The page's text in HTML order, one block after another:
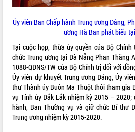
UBND tỉnh Đắk Lắk triển khai nhiệm
vụ 6 tháng cuối năm 2026
Kỳ họp thứ Hai, Hội đồng nhân dân
quan trọng
Bí thư Tỉnh ủy Lương Nguyễn Minh
Triết thăm, tặng quà người có công với
cách mạng
Rà soát, hoàn thiện hệ thống thiết chế
văn hóa, thể thao đáp ứng yêu cầu
phát triển mới
ALBUM ẢNH
Ủy viên Ban Chấp hành Trung ương Đảng,
ương Hà Ban phát biểu
Tại cuộc họp, thừa ủy quyền của Bộ
chức Trung ương tại Đà Nẵng Phan Thăng
1088-QĐNS/TW của Bộ Chính trị đối với
Ủy viên dự khuyết Trung ương Đảng, Ủy
thư Thành ủy Buôn Ma Thuột thôi tham gia
vụ Tỉnh ủy Đắk Lắk nhiệm kỳ 2015 –
hành, Ban Thường vụ và giữ chức Bí thư
Trung ương nhiệm kỳ 2015-2020.